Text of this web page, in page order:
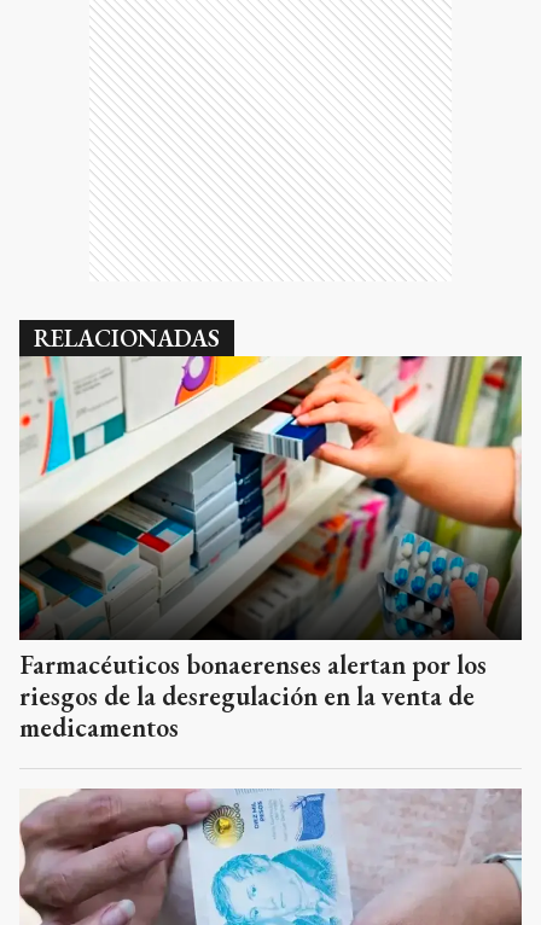
RELACIONADAS
Farmacéuticos bonaerenses alertan por los
riesgos de la desregulación en la venta de
medicamentos